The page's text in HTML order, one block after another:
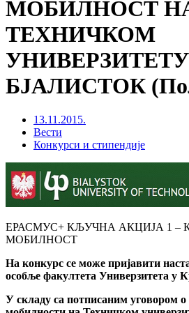
МОБИЛНОСТ
ТЕХНИЧКОМ
УНИВЕРЗИТЕТУ
БЈАЛИСТОК
13.11.2015.
Вести
Конкурси и стипендије
ЕРАСМУС+ КЉУЧНА АКЦИЈА 1 –
МОБИЛНОСТ
На конкурс се може пријавити
особље факултета Универзитета у
У складу са потписаним уговором о